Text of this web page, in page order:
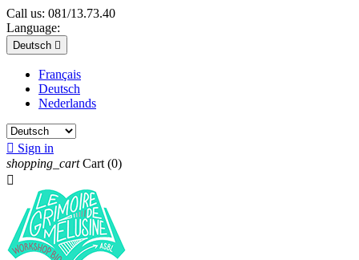
Call us: 081/13.73.40
Language:
Deutsch 
Français
Deutsch
Nederlands
 Sign in
shopping_cart Cart (0)
